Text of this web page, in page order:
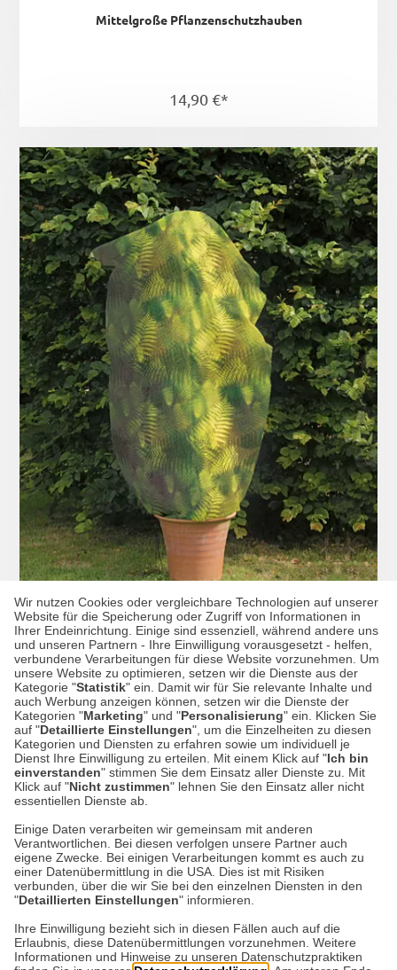
Wir nutzen Cookies oder vergleichbare Technologien auf unserer
Website für die Speicherung oder Zugriff von Informationen in
Ihrer Endeinrichtung. Einige sind essenziell, während andere uns
und unseren Partnern - Ihre Einwilligung vorausgesetzt - helfen,
verbundene Verarbeitungen für diese Website vorzunehmen. Um
unsere Website zu optimieren, setzen wir die Dienste aus der
Kategorie "Statistik" ein. Damit wir für Sie relevante Inhalte und
auch Werbung anzeigen können, setzen wir die Dienste der
Kategorien "Marketing" und "Personalisierung" ein. Klicken Sie
auf "Detaillierte Einstellungen", um die Einzelheiten zu diesen
Kategorien und Diensten zu erfahren sowie um individuell je
Dienst Ihre Einwilligung zu erteilen. Mit einem Klick auf "Ich bin
einverstanden" stimmen Sie dem Einsatz aller Dienste zu. Mit
Klick auf "Nicht zustimmen" lehnen Sie den Einsatz aller nicht
essentiellen Dienste ab.
Einige Daten verarbeiten wir gemeinsam mit anderen
Verantwortlichen. Bei diesen verfolgen unsere Partner auch
eigene Zwecke. Bei einigen Verarbeitungen kommt es auch zu
einer Datenübermittlung in die USA. Dies ist mit Risiken
verbunden, über die wir Sie bei den einzelnen Diensten in den
"Detaillierten Einstellungen" informieren.
Ihre Einwilligung bezieht sich in diesen Fällen auch auf die
Erlaubnis, diese Datenübermittlungen vorzunehmen. Weitere
Informationen und Hinweise zu unseren Datenschutzpraktiken
Mittelgroße Pflanzenschutzhauben
14,90 €*
Große Pflanzenschutzhauben
17,90 €*
Datenschutz
Impressum
Kontakt